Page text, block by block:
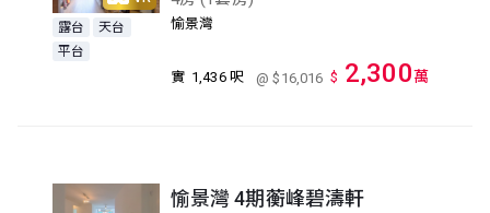
露台
天台
平台
愉景灣
實 1,436 呎 @ $16,016 $ 2,300萬
愉景灣 4期蘅峰碧濤軒